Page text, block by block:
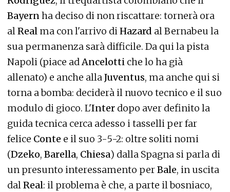
Bayernha deciso di non riscattare: tornerà ora
alReal ma con l'arrivo diHazard al Bernabeu la
sua permanenza sarà difficile. Da qui la pista
Napoli (piace adAncelotti che lo ha già
allenato) e anche allaJuventus, ma anche qui si
torna a bomba: deciderà il nuovo tecnico e il suo
modulo di gioco. L'Inter dopo aver definito la
guida tecnica cerca adesso i tasselli per far
felice Conte e il suo 3-5-2: oltre soliti nomi
(Dzeko, Barella, Chiesa) dalla Spagna si parla di
un presunto interessamento perBale, in uscita
dalReal: il problema è che, a parte il bosniaco,